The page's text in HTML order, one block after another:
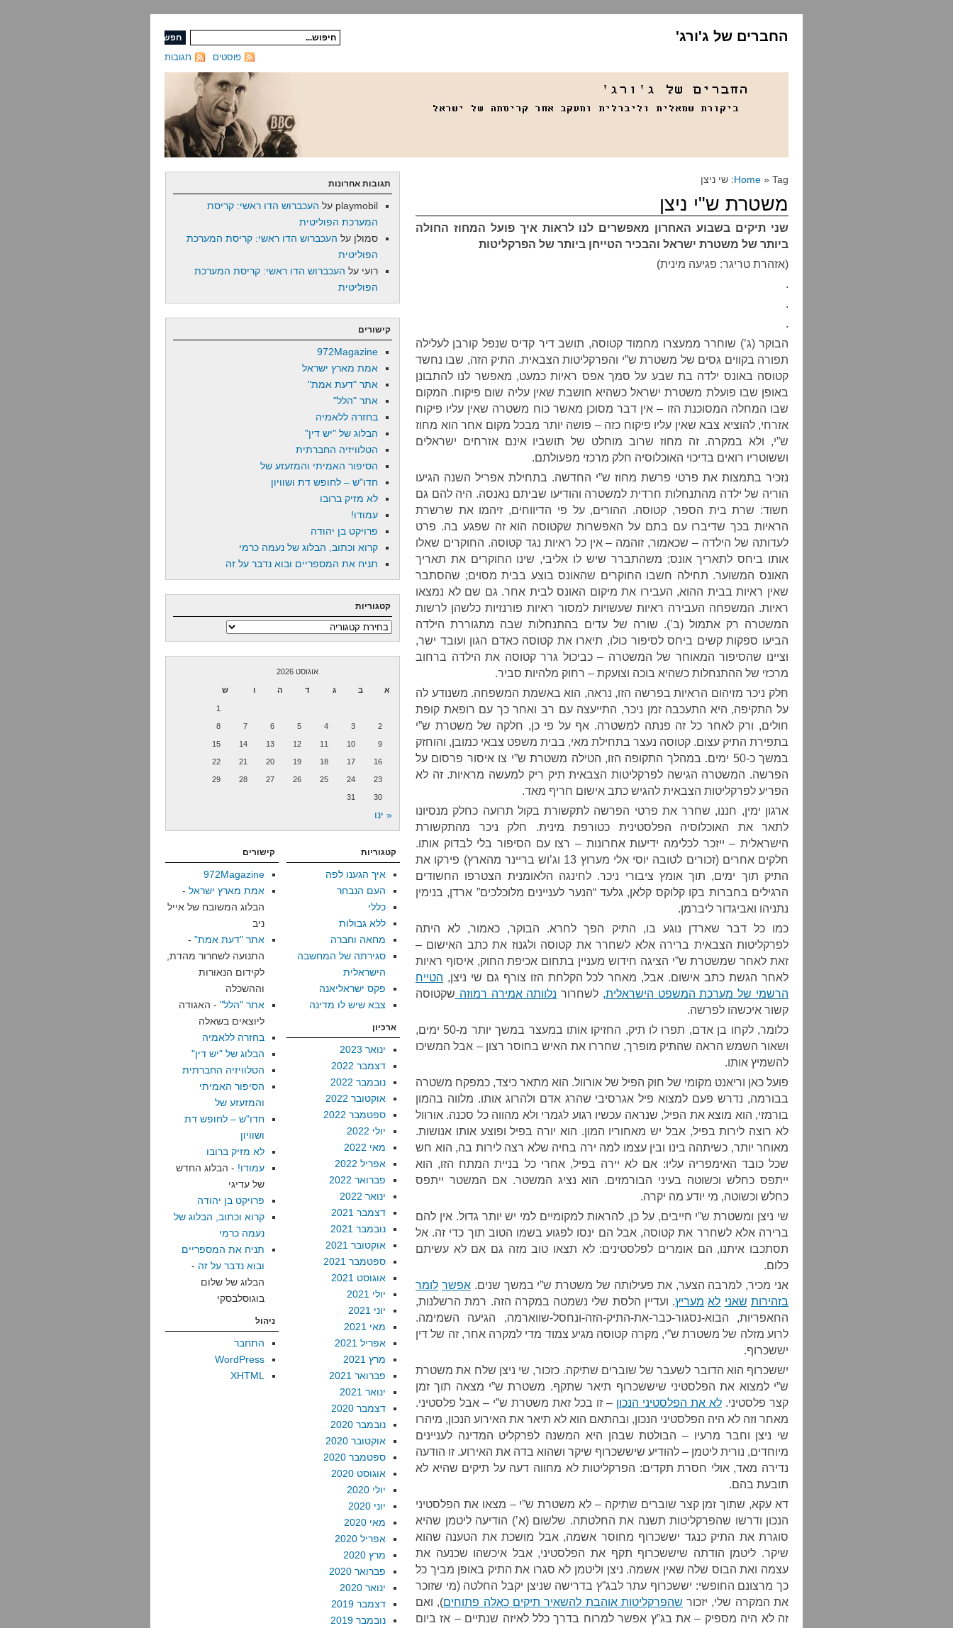
החברים של ג'ורג'
תגובות פוסטים
Home » Tag: שי ניצן
משטרת ש"י ניצן
שני תיקים בשבוע האחרון מאפשרים לנו לראות איך פועל המחוז החולה
ביותר של משטרת ישראל והבכיר הטייחן ביותר של הפרקליטות
(אזהרת טריגר: פגיעה מינית)
.
.
.
הבוקר (ג’) שוחרר ממעצרו מחמוד קטוסה, תושב דיר קדיס שנפל קורבן לעלילה
תפורה בקווים גסים של משטרת ש”י והפרקליטות הצבאית. התיק הזה, שבו נחשד
קטוסה באונס ילדה בת שבע על סמך אפס ראיות כמעט, מאפשר לנו להתבונן
באופן שבו פועלת משטרת ישראל כשהיא חושבת שאין עליה שום פיקוח. המקום
שבו המחלה המסוכנת הזו – אין דבר מסוכן מאשר כוח משטרה שאין עליו פיקוח
אזרחי, להוציא צבא שאין עליו פיקוח כזה – פושה יותר מבכל מקום אחר הוא מחוז
ש”י, ולא במקרה. זה מחוז שרוב מוחלט של תושביו אינם אזרחים ישראלים
וששוטריו רואים בדיכוי האוכלוסיה חלק מרכזי מפעולתם.
נזכיר בתמצות את פרטי פרשת מחוז ש”י החדשה. בתחילת אפריל השנה הגיעו
הוריה של ילדה מהתנחלות חרדית למשטרה והודיעו שביתם נאנסה. היה להם גם
חשוד: שרת בית הספר, קטוסה. ההורים, על פי הדיווחים, זיהמו את שרשרת
הראיות בכך שדיברו עם בתם על האפשרות שקטוסה הוא זה שפגע בה. פרט
לעדותה של הילדה – שכאמור, זוהמה – אין כל ראיות נגד קטוסה. החוקרים שאלו
אותו ביחס לתאריך אונס; משהתברר שיש לו אליבי, שינו החוקרים את תאריך
האונס המשוער. תחילה חשבו החוקרים שהאונס בוצע בבית מסוים; שהסתבר
שאין ראיות בבית ההוא, העבירו את מיקום האונס לבית אחר. גם שם לא נמצאו
ראיות. המשפחה העבירה ראיות שעשויות למסור ראיות פורנזיות כלשהן לרשות
המשטרה רק אתמול (ב’). שורה של עדים בהתנחלות שבה מתגוררת הילדה
הביעו ספקות קשים ביחס לסיפור כולו, תיארו את קטוסה כאדם הגון ועובד ישר,
וציינו שהסיפור המאוחר של המשטרה – כביכול גרר קטוסה את הילדה ברחוב
מרכזי של ההתנחלות כשהיא בוכה וצועקת – רחוק מלהיות סביר.
חלק ניכר מזיהום הראיות בפרשה הזו, נראה, הוא באשמת המשפחה. משנודע לה
על התקיפה, היא התעכבה זמן ניכר, התייעצה עם רב ואחר כך עם רופאת קופת
חולים, ורק לאחר כל זה פנתה למשטרה. אף על פי כן, חלקה של משטרת ש”י
בתפירת התיק עצום. קטוסה נעצר בתחילת מאי, בבית משפט צבאי כמובן, והוחזק
במשך כ-50 ימים. במהלך התקופה הזו, הטילה משטרת ש”י צו איסור פרסום על
הפרשה. המשטרה הגישה לפרקליטות הצבאית תיק ריק למעשה מראיות. זה לא
הפריע לפרקליטות הצבאית להגיש כתב אישום חריף מאד.
ארגון ימין, חננו, שחרר את פרטי הפרשה לתקשורת בקול תרועה כחלק מנסיונו
לתאר את האוכלוסיה הפלסטינית כטורפת מינית. חלק ניכר מהתקשורת
הישראלית – ייזכר לכלימה ידיעות אחרונות – רצו עם הסיפור בלי לבדוק אותו.
חלקים אחרים (זכורים לטובה יוסי אלי מערוץ 13 וג’וש בריינר מהארץ) פירקו את
התיק תוך ימים, תוך אומץ ציבורי ניכר. לחינגה הלאומנית הצטרפו החשודים
הרגילים בחברות בקו קלוקס קלאן, גלעד “הנער לעניינים מלוכלכים” ארדן, בנימין
נתניהו ואביגדור ליברמן.
כמו כל דבר שארדן נוגע בו, התיק הפך לחרא. הבוקר, כאמור, לא היתה
לפרקליטות הצבאית ברירה אלא לשחרר את קטוסה ולגנוז את כתב האישום –
זאת לאחר שמשטרת ש”י הציגה חידוש מעניין בתחום אכיפת החוק, איסוף ראיות
לאחר הגשת כתב אישום. אבל, מאחר לכל הקלחת הזו צורף גם שי ניצן, הטייח
הרשמי של מערכת המשפט הישראלית, לשחרור נלוותה אמירה רמוזה שקטוסה
קשור איכשהו לפרשה.
כלומר, לקחו בן אדם, תפרו לו תיק, החזיקו אותו במעצר במשך יותר מ-50 ימים,
ושאור השמש הראה שהתיק מופרך, שחררו את האיש בחוסר רצון – אבל המשיכו
להשמיץ אותו.
פועל כאן וריאנט מקומי של חוק הפיל של אורוול. הוא מתאר כיצד, כמפקח משטרה
בבורמה, נדרש פעם למצוא פיל אגרסיבי שהרג אדם ולהרוג אותו. מלווה בהמון
בורמזי, הוא מוצא את הפיל, שנראה עכשיו רגוע לגמרי ולא מהווה כל סכנה. אורוול
לא רוצה לירות בפיל, אבל יש מאחוריו המון. הוא יורה בפיל ופוצע אותו אנושות.
מאוחר יותר, כשיתהה בינו ובין עצמו למה ירה בחיה שלא רצה לירות בה, הוא חש
שכל כובד האימפריה עליו: אם לא יירה בפיל, אחרי כל בניית המתח הזו, הוא
ייתפס כחלש וכשוטה בעיני הבורמזים. הוא נציג המשטר. אם המשטר ייתפס
כחלש וכשוטה, מי יודע מה יקרה.
שי ניצן ומשטרת ש”י חייבים, על כן, להראות למקומיים למי יש יותר גדול. אין להם
ברירה אלא לשחרר את קטוסה, אבל הם ינסו לפגוע בשמו הטוב תוך כדי זה. אל
תסתכבו איתנו, הם אומרים לפלסטינים: לא תצאו טוב מזה גם אם לא עשיתם
כלום.
אני מכיר, למרבה הצער, את פעילותה של משטרת ש”י במשך שנים.אפשר לומר
בזהירות שאני לא מעריץ. ועדיין הלסת שלי נשמטה במקרה הזה. רמת הרשלנות,
החאפריות, הבוא-נסגור-כבר-את-התיק-הזה-ונחסל-שווארמה, הגיעה השמימה.
לרוע מזלה של משטרת ש”י, מקרה קטוסה מגיע צמוד מדי למקרה אחר, זה של דין
יששכרוף.
יששכרוף הוא הדובר לשעבר של שוברים שתיקה. כזכור, שי ניצן שלח את משטרת
ש”י למצוא את הפלסטיני שיששכרוף תיאר שתקף. משטרת ש”י מצאה תוך זמן
קצר פלסטיני. לא את הפלסטיני הנכון – זו בכל זאת משטרת ש”י – אבל פלסטיני.
מאחר וזה לא היה הפלסטיני הנכון, ובהתאם הוא לא תיאר את האירוע הנכון, מיהרו
שי ניצן וחבר מרעיו – הבולטת שבהן היא המשנה לפרקליט המדינה לעניינים
מיוחדים, נורית ליטמן – להודיע שיששכרוף שיקר ושהוא בדה את האירוע. זו הודעה
נדירה מאד, אולי חסרת תקדים: הפרקליטות לא מחווה דעה על תיקים שהיא לא
תובעת בהם.
דא עקא, שתוך זמן קצר שוברים שתיקה – לא משטרת ש”י – מצאו את הפלסטיני
הנכון ודרשו שהפרקליטות תשנה את החלטתה. שלשום (א’) הודיעה ליטמן שהיא
סוגרת את התיק כנגד יששכרוף מחוסר אשמה, אבל מושכת את הטענה שהוא
שיקר. ליטמן הודתה שיששכרוף תקף את הפלסטיני, אבל איכשהו שכנעה את
עצמה ואת הבוס שלה שאין אשמה. ניצן וליטמן לא סגרו את התיק באופן מביך כל
כך מרצונם החופשי: יששכרוף עתר לבג”ץ בדרישה שניצן יקבל החלטה (מי שזוכר
את המקרה שלי, יזכור שהפרקליטות אוהבת להשאיר תיקים כאלה פתוחים), ואם
זה לא היה מספיק – את בג”ץ אפשר למרוח בדרך כלל לאיזה שנתיים – אז ביום
תגובות אחרונות
playmobil על העכברוש הדו ראשי: קריסת
המערכת הפוליטית
סמולן על העכברוש הדו ראשי: קריסת המערכת
הפוליטית
רועי על העכברוש הדו ראשי: קריסת המערכת
הפוליטית
קישורים
972Magazine
אמת מארץ ישראל
אתר "דעת אמת"
אתר "הלל"
בחזרה ללאמיה
הבלוג של "יש דין"
הטלוויזיה החברתית
הסיפור האמיתי והמזעזע של
חדו"ש – לחופש דת ושוויון
לא מזיק ברובו
עמודו!
פרויקט בן יהודה
קרוא וכתוב, הבלוג של נעמה כרמי
תניח את המספריים ובוא נדבר על זה
קטגוריות
קטגוריות
אוגוסט 2026
א ב ג ד ה ו ש
1
2
3
4
5
6
7
8
9
10
11
12
13
14
15
16
17
18
19
20
21
22
23
24
25
26
27
28
29
30
31
« ינו
קטגוריות
איך הגענו לפה
העם הנבחר
כללי
ללא גבולות
מחאה וחברה
סגירתה של המחשבה
הישראלית
פקס ישראליאנה
צבא שיש לו מדינה
ארכיון
ינואר 2023
דצמבר 2022
נובמבר 2022
אוקטובר 2022
ספטמבר 2022
יולי 2022
מאי 2022
אפריל 2022
פברואר 2022
ינואר 2022
דצמבר 2021
נובמבר 2021
אוקטובר 2021
ספטמבר 2021
אוגוסט 2021
יולי 2021
יוני 2021
מאי 2021
אפריל 2021
מרץ 2021
פברואר 2021
ינואר 2021
דצמבר 2020
נובמבר 2020
אוקטובר 2020
ספטמבר 2020
אוגוסט 2020
יולי 2020
יוני 2020
מאי 2020
אפריל 2020
מרץ 2020
פברואר 2020
ינואר 2020
דצמבר 2019
נובמבר 2019
קישורים
972Magazine
אמת מארץ ישראל -
הבלוג המשובח של אייל
ניב
אתר "דעת אמת" -
התנועה לשחרור מהדת,
לקידום הנאורות
וההשכלה
אתר "הלל" - האגודה
ליוצאים בשאלה
בחזרה ללאמיה
הבלוג של "יש דין"
הטלוויזיה החברתית
הסיפור האמיתי
והמזעזע של
חדו"ש – לחופש דת
ושוויון
לא מזיק ברובו
עמודו! - הבלוג החדש
של עדיגי
פרויקט בן יהודה
קרוא וכתוב, הבלוג של
נעמה כרמי
תניח את המספריים
ובוא נדבר על זה -
הבלוג של שלום
בוגוסלבסקי
ניהול
התחבר
WordPress
XHTML